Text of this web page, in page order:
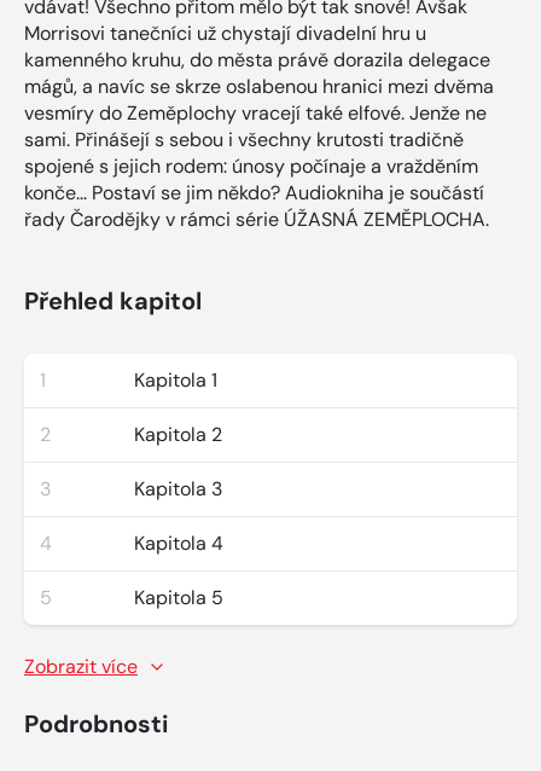
vdávat! Všechno přitom mělo být tak snové! Avšak
Morrisovi tanečníci už chystají divadelní hru u
kamenného kruhu, do města právě dorazila delegace
mágů, a navíc se skrze oslabenou hranici mezi dvěma
vesmíry do Zeměplochy vracejí také elfové. Jenže ne
sami. Přinášejí s sebou i všechny krutosti tradičně
spojené s jejich rodem: únosy počínaje a vražděním
konče… Postaví se jim někdo? Audiokniha je součástí
řady Čarodějky v rámci série ÚŽASNÁ ZEMĚPLOCHA.
Přehled kapitol
1 Kapitola 1
2 Kapitola 2
3 Kapitola 3
4 Kapitola 4
5 Kapitola 5
Zobrazit více
Podrobnosti